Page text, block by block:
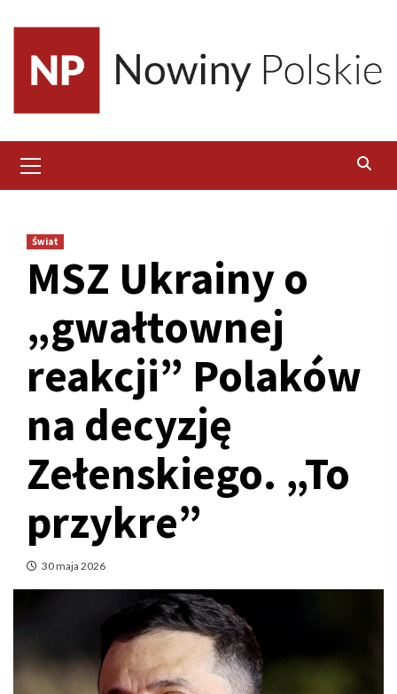
content
Menu
Świat
MSZ Ukrainy o
„gwałtownej
reakcji” Polaków
na decyzję
Zełenskiego. „To
przykre”
30 maja 2026